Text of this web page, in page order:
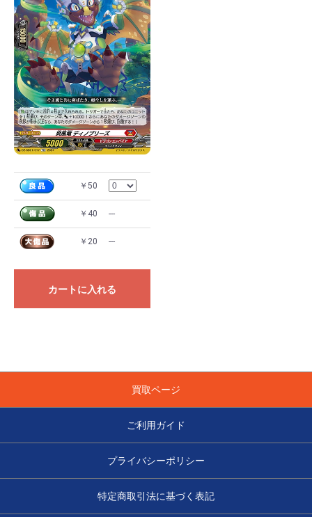
￥50
￥40 ---
￥20 ---
カートに入れる
買取ページ
ご利用ガイド
プライバシーポリシー
特定商取引法に基づく表記